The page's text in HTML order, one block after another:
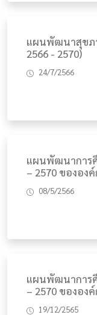
แผนพัฒนาสุขภ
2566 - 2570)
24/7/2566
แผนพัฒนาการ
– 2570 ขององ
08/5/2566
แผนพัฒนาการ
– 2570 ขององ
19/12/2565